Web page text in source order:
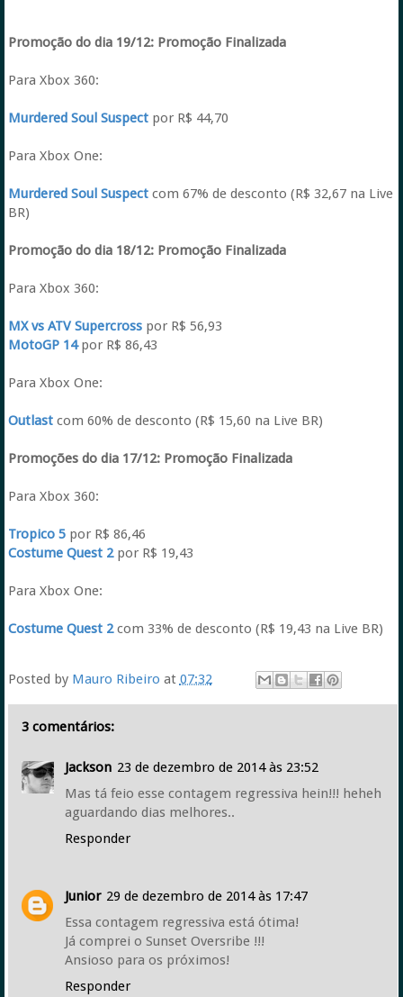
Promoção do dia 19/12: Promoção Finalizada
Para Xbox 360:
Murdered Soul Suspectpor R$ 44,70
Para Xbox One:
Murdered Soul Suspectcom 67% de desconto (R$ 32,67 na Live
BR)
Promoção do dia 18/12: Promoção Finalizada
Para Xbox 360:
MX vs ATV Supercrosspor R$ 56,93
MotoGP 14por R$ 86,43
Para Xbox One:
Outlastcom 60% de desconto (R$ 15,60 na Live BR)
Promoções do dia 17/12: Promoção Finalizada
Para Xbox 360:
Tropico 5por R$ 86,46
Costume Quest 2por R$ 19,43
Para Xbox One:
Costume Quest 2com 33% de desconto (R$ 19,43 na Live BR)
Posted by Mauro Ribeiro at 07:32
3 comentários:
Jackson 23 de dezembro de 2014 às 23:52
Mas tá feio esse contagem regressiva hein!!! heheh
aguardando dias melhores..
Responder
Junior 29 de dezembro de 2014 às 17:47
Essa contagem regressiva está ótima!
Já comprei o Sunset Oversribe !!!
Ansioso para os próximos!
Responder